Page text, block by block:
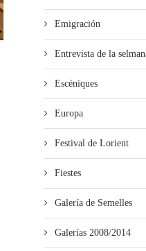
L’ALLA abre’l plazu pa los
de la...
Emigración
Entrevista de la
Escéniques
Europa
Festival de Lorient
Fiestes
Galería de Semelles
Galerías 2008/2014